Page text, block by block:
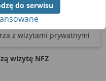
z wizytami prywatnymi
wizytę NFZ
naszego serwisu,
korzystasz z naszej
społecznościowych.
do serwisu